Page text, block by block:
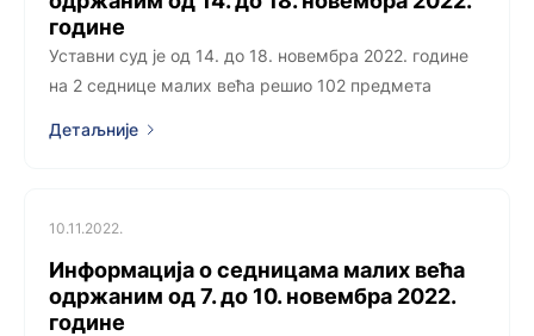
године
Уставни суд је од 14. до 18. новембра 2022. године
на 2 седнице малих већа решио 102 предмета
Детаљније
10.11.2022.
Информација о седницама малих већа
одржаним од 7. до 10. новембра 2022.
године